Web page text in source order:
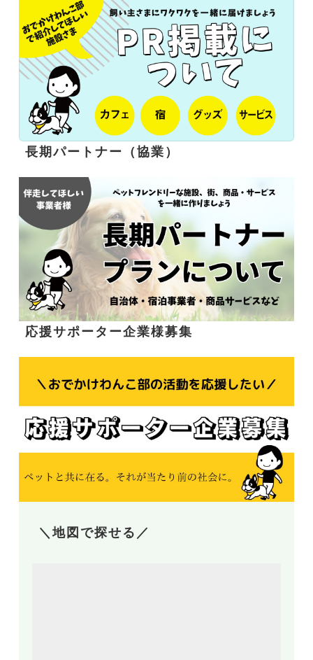
長期パートナー（協業）
応援サポーター企業様募集
＼地図で探せる／